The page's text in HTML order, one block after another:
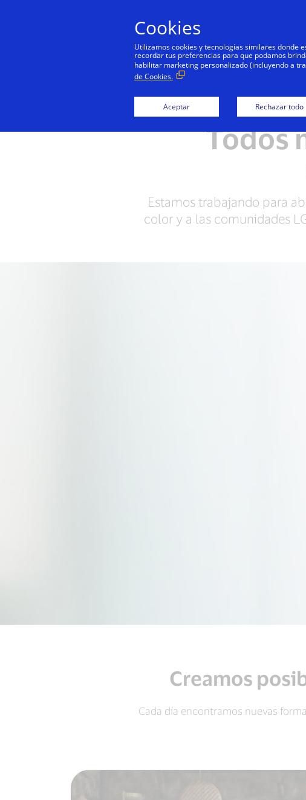
Todos
Estamos trabajando para
color y a las comunidades
Creamos
Cada día encontramos nuevas
Cookies
Utilizamos cookies y tecnologías similares donde
recordar tus preferencias para que podamos
habilitar marketing personalizado (incluyendo a
de Cookies.
Aceptar Rechazar todo